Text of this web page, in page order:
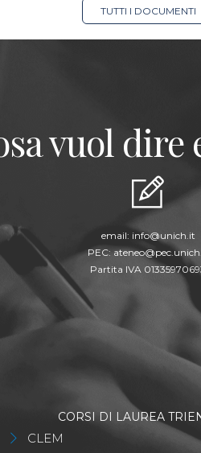
TUTTI I DOCUMENTI
vuol dire
email: info@unich.it
PEC:
Partita IVA
CORSI DI LAUREA
CLEM